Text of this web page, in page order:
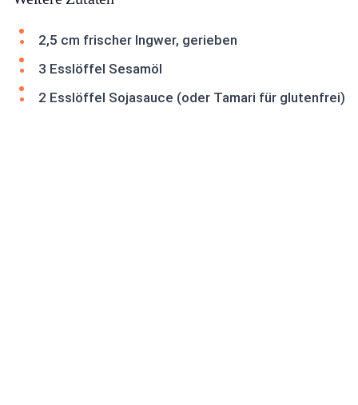
2,5 cm frischer Ingwer, gerieben
3 Esslöffel Sesamöl
2 Esslöffel Sojasauce (oder Tamari für glutenfrei)